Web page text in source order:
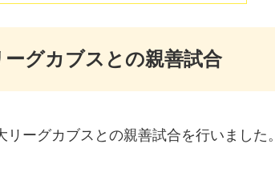
グカブスとの親善試合
ーグカブスとの親善試合を行いました。